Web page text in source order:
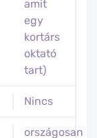
amit
egy
kortárs
oktató
tart)
Nincs
országosan